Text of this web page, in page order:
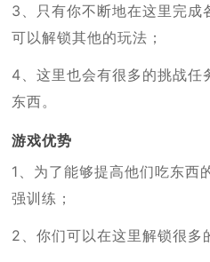
3、只有你不断地在这里完成
可以解锁其他的玩法；
4、这里也会有很多的挑战任
东西。
游戏优势
1、为了能够提高他们吃东西
强训练；
2、你们可以在这里解锁很多